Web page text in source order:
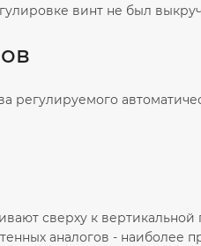
винт не был
регулируемого
сверху к
аналогов - наиболее